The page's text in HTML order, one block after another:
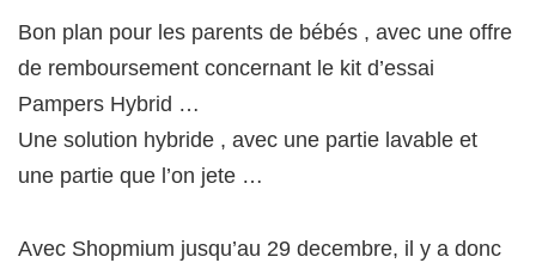
Bon plan pour les parents de bébés , avec une offre
de remboursement concernant le kit d’essai
Pampers Hybrid …
Une solution hybride , avec une partie lavable et
une partie que l’on jete …
Avec Shopmium jusqu’au 29 decembre, il y a donc